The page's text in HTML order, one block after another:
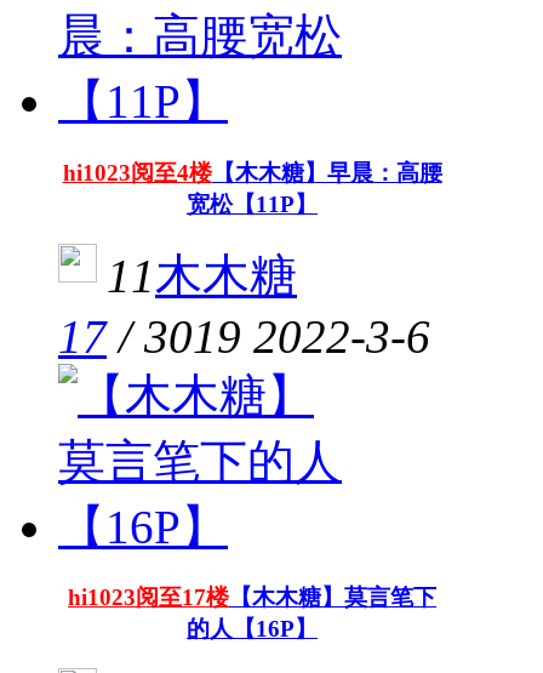
hi1023阅至4楼【木木糖】早晨：高腰
宽松【11P】
11木木糖
17/3019 2022-3-6
hi1023阅至17楼【木木糖】莫言笔下
的人【16P】